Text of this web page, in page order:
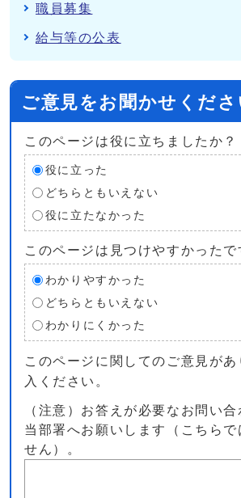
職員募集
給与等の公表
ご意見をお聞かせくださ
このページは役に立ちましたか？
役に立った
どちらともいえない
役に立たなかった
このページは見つけやすかったで
わかりやすかった
どちらともいえない
わかりにくかった
このページに関してのご意見が
入ください。
（注意）お答えが必要なお問い
当部署へお願いします（こちらで
せん）。